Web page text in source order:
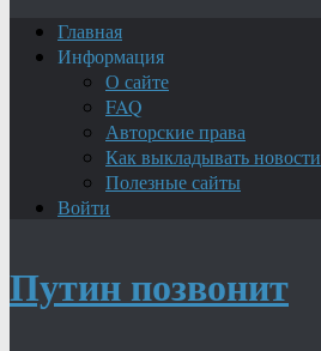
Главная
Информация
О сайте
FAQ
Авторские права
Как выкладывать новости
Полезные сайты
Войти
Путин позвонит